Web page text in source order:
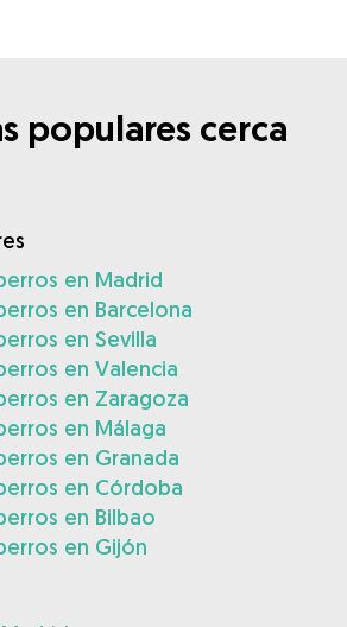
populares cerca
en Madrid
en Barcelona
en Sevilla
en Valencia
en Zaragoza
en Málaga
en Granada
en Córdoba
en Bilbao
en Gijón